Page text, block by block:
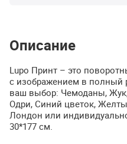
Описание
Lupo Принт – это
с изображением в полный
ваш выбор: Чемоданы,
Одри, Синий цветок,
Лондон или
30*177 см.